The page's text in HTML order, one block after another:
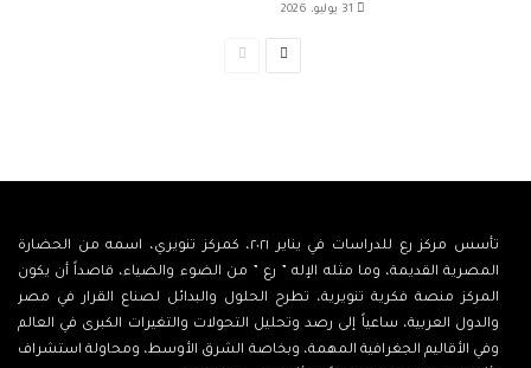
31 يوليو، 2026
الصفحة
تأسس مركز رع للدراسات في يناير ٢٠٢١، كمركز تنويري، اسمه من الحضارة
المصرية القديمة، وما مثله الإله ” رع ” من الضوء والضياء، قاصداً أن يكون
المركز منصة فكرية تنويرية، تطرح الحلول والبدائل لصناع القرار في مصر
والدول العربية، ساعياً إلى رصد وتحليل التحولات والتغيرات الكبرى في العالم
وفي الأقاليم الجغرافية المهمة، وبخاصة الشرق الأوسط، ومحاولة استشراف